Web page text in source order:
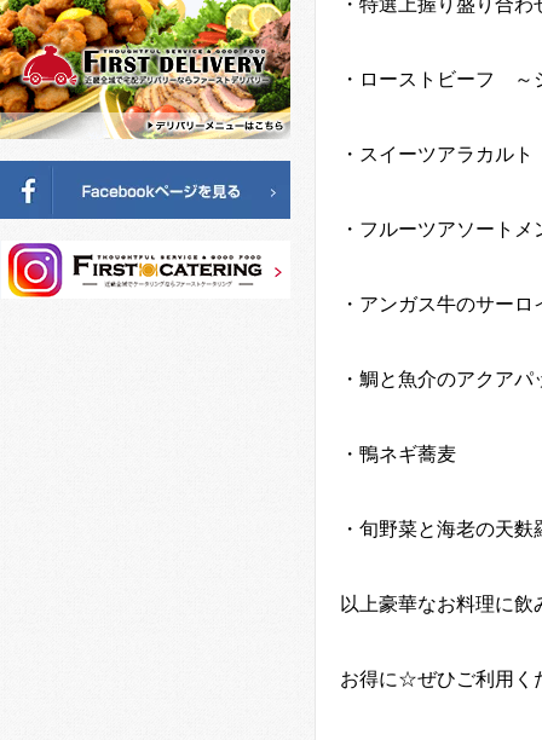
・特選上握り盛り合わ
・ローストビーフ ～
・スイーツアラカルト
・フルーツアソートメ
・アンガス牛のサー
・鯛と魚介のアクアパ
・鴨ネギ蕎麦
・旬野菜と海老の天麩
以上豪華なお料理に
お得に☆ぜひご利用く